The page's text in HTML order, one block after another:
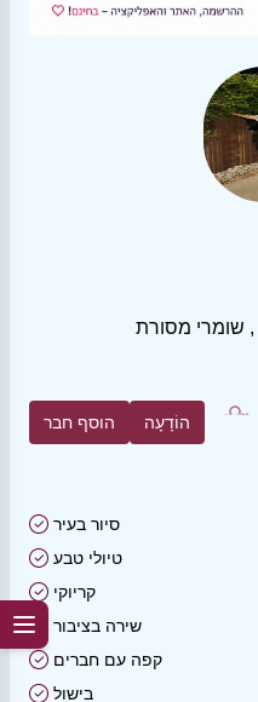
, שומרי מסורת
הוסף חבר הוֹדָעָה
סיור בעיר
טיולי טבע
קריוקי
שירה בציבור
קפה עם חברים
בישול